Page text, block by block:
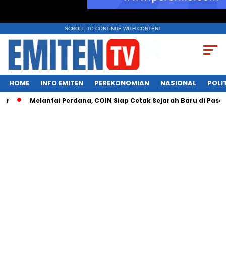
SCROLL TO CONTINUE WITH CONTENT
HOME INFO EMITEN PEREKONOMIAN NASIONAL
Melantai Perdana, COIN Siap Cetak Sejarah Baru di Pasar